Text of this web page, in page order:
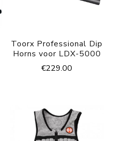
Toorx Professional Dip
Horns voor LDX-5000
€229.00